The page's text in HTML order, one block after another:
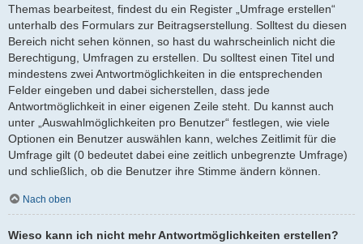
Themas bearbeitest, findest du ein Register „Umfrage erstellen“
unterhalb des Formulars zur Beitragserstellung. Solltest du diesen
Bereich nicht sehen können, so hast du wahrscheinlich nicht die
Berechtigung, Umfragen zu erstellen. Du solltest einen Titel und
mindestens zwei Antwortmöglichkeiten in die entsprechenden
Felder eingeben und dabei sicherstellen, dass jede
Antwortmöglichkeit in einer eigenen Zeile steht. Du kannst auch
unter „Auswahlmöglichkeiten pro Benutzer“ festlegen, wie viele
Optionen ein Benutzer auswählen kann, welches Zeitlimit für die
Umfrage gilt (0 bedeutet dabei eine zeitlich unbegrenzte Umfrage)
und schließlich, ob die Benutzer ihre Stimme ändern können.
Nach oben
Wieso kann ich nicht mehr Antwortmöglichkeiten erstellen?